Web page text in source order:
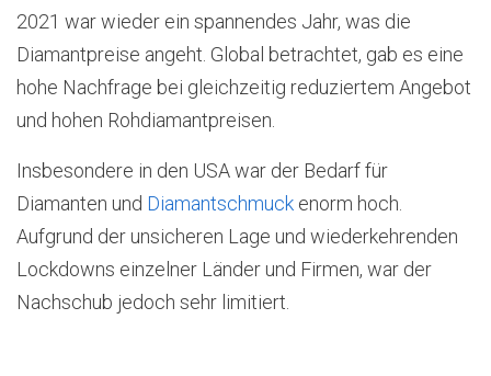
2021 war wieder ein spannendes Jahr, was die
Diamantpreise angeht. Global betrachtet, gab es eine
hohe Nachfrage bei gleichzeitig reduziertem Angebot
und hohen Rohdiamantpreisen.
Insbesondere in den USA war der Bedarf für
Diamanten und Diamantschmuck enorm hoch.
Aufgrund der unsicheren Lage und wiederkehrenden
Lockdowns einzelner Länder und Firmen, war der
Nachschub jedoch sehr limitiert.